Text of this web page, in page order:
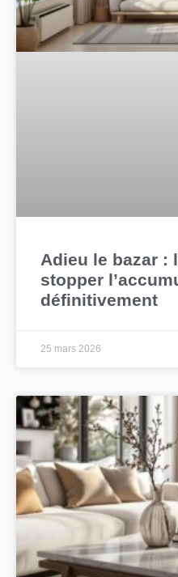
Adieu le bazar :
stopper
définitivement
25 mars 2026